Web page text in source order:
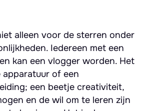
alleen voor de sterren onder
Iedereen met een
kan een vlogger worden. Het
of een
een beetje creativiteit,
en de wil om te leren zijn